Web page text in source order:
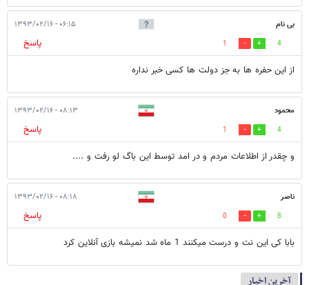
بی نام ۰۶:۱۵ - ۱۳۹۳/۰۲/۱۶
4
1
پاسخ
از این حفره ها به جز دولت ها کسی خبر نداره
محمود ۰۸:۱۳ - ۱۳۹۳/۰۲/۱۶
4
1
پاسخ
و چقدر از اطلاعات مردم و در امد توسط این باگ لو رفت و ....
ناصر ۰۸:۱۸ - ۱۳۹۳/۰۲/۱۶
8
0
پاسخ
بابا کی این نت و درست میکنند 1 ماه شد نمیشه بازی آنلاین کرد
آخرین اخبار